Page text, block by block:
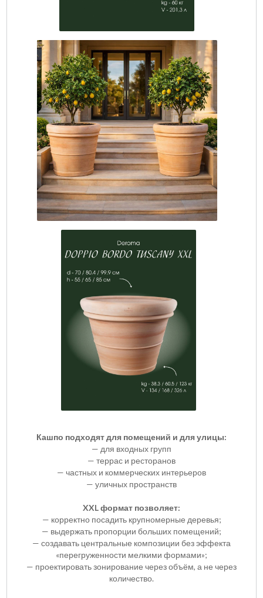
Кашпо подходят для помещений и для улицы:
— для входных групп
— террас и ресторанов
— частных и коммерческих интерьеров
— уличных пространств
XXL формат позволяет:
— корректно посадить крупномерные деревья;
— выдержать пропорции больших помещений;
— создавать центральные композиции без эффекта
«перегруженности мелкими формами»;
— проектировать зонирование через объём, а не через
количество.